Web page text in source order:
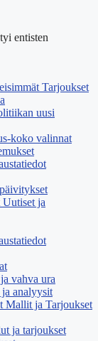
entisten
Tarjoukset
uusi
koko valinnat
ja
vahva ura
analyysit
Mallit ja Tarjoukset
ja tarjoukset